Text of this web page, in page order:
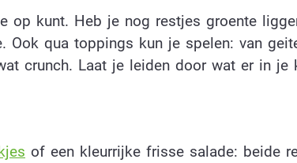
op kunt. Heb je nog restjes groente
Ook qua toppings kun je spelen: van
crunch. Laat je leiden door wat er in je
of een kleurrijke frisse salade: beide